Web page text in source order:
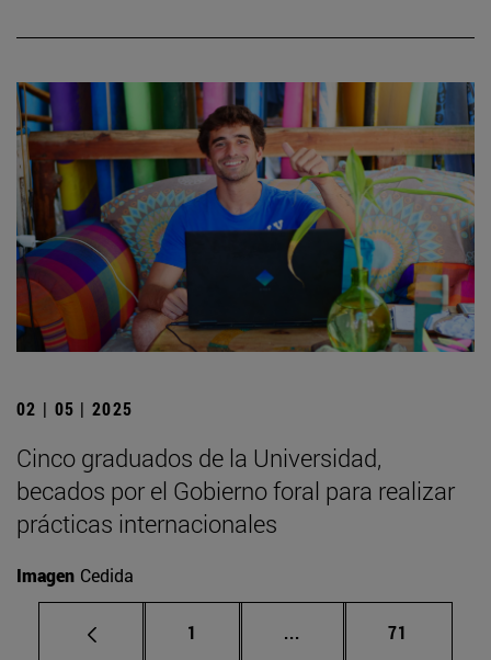
02 | 05 | 2025
Cinco graduados de la Universidad,
becados por el Gobierno foral para realizar
prácticas internacionales
Imagen Cedida
Página
1 ... Páginas intermedias
Página
71